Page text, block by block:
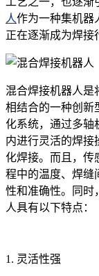
人作为一种集机器
正在逐渐成为焊接
混合焊接机器人是
相结合的一种创新
化系统，通过多轴
内进行灵活的焊接
化焊接。而且，传
程中的温度、焊缝
性和准确性。同时
人具有以下特点：
1. 灵活性强